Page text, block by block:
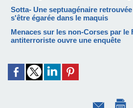
Sotta- Une septuagénaire
s'être égarée dans le maquis
Menaces sur les non-Corses par le
antiterroriste ouvre une enquête